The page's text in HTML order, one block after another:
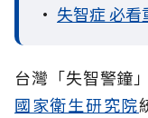
• 失智症 必看
台灣「失智警鐘
國家衛生研究院